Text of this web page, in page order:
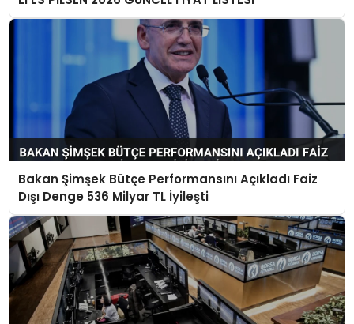
Bakan Şimşek Bütçe Performansını Açıkladı Faiz
Dışı Denge 536 Milyar TL İyileşti